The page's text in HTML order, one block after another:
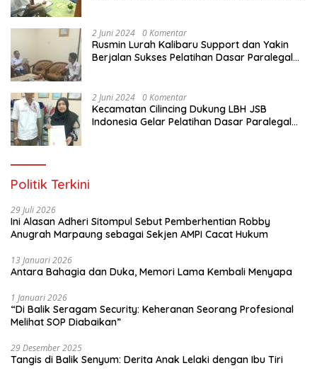
2 Juni 2024 0 Komentar
Rusmin Lurah Kalibaru Support dan Yakin
Berjalan Sukses Pelatihan Dasar Paralegal
2 Juni 2024 0 Komentar
Kecamatan Cilincing Dukung LBH JSB
Indonesia Gelar Pelatihan Dasar Paralegal
Politik Terkini
29 Juli 2026
Ini Alasan Adheri Sitompul Sebut Pemberhentian Robby
Anugrah Marpaung sebagai Sekjen AMPI Cacat Hukum
13 Januari 2026
Antara Bahagia dan Duka, Memori Lama Kembali Menyapa
1 Januari 2026
“Di Balik Seragam Security: Keheranan Seorang Profesional
Melihat SOP Diabaikan”
29 Desember 2025
Tangis di Balik Senyum: Derita Anak Lelaki dengan Ibu Tiri